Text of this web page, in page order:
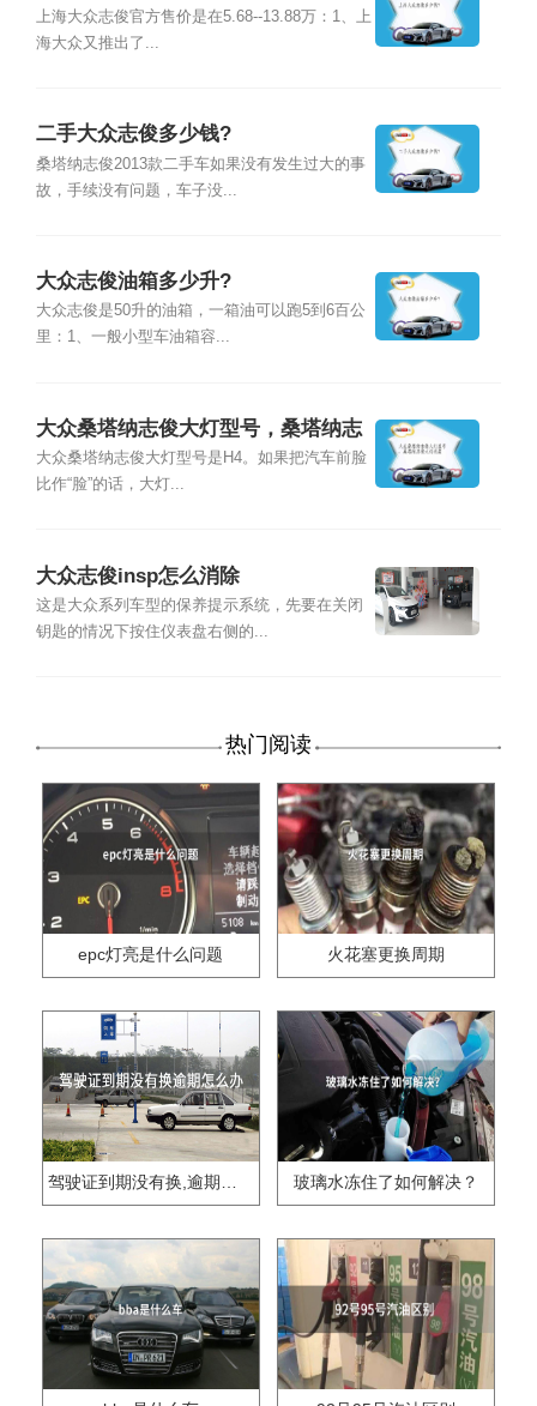
上海大众志俊官方售价是在5.68--13.88万：1、上
海大众又推出了...
二手大众志俊多少钱?
桑塔纳志俊2013款二手车如果没有发生过大的事
故，手续没有问题，车子没...
大众志俊油箱多少升?
大众志俊是50升的油箱，一箱油可以跑5到6百公
里：1、一般小型车油箱容...
大众桑塔纳志俊大灯型号，桑塔纳志
俊大灯改装
大众桑塔纳志俊大灯型号是H4。如果把汽车前脸
比作“脸”的话，大灯...
大众志俊insp怎么消除
这是大众系列车型的保养提示系统，先要在关闭
钥匙的情况下按住仪表盘右侧的...
热门阅读
epc灯亮是什么问题 火花塞更换周期
驾驶证到期没有换,逾期怎么办?? 玻璃水冻住了如何解决？